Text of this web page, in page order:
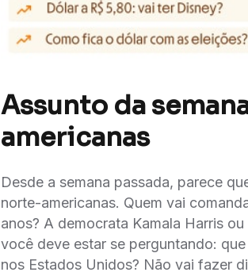
Assunto da
americanas
Desde a semana passada, parece
norte-americanas. Quem vai
anos? A democrata Kamala Harris
você deve estar se perguntando:
nos Estados Unidos? Não vai fazer